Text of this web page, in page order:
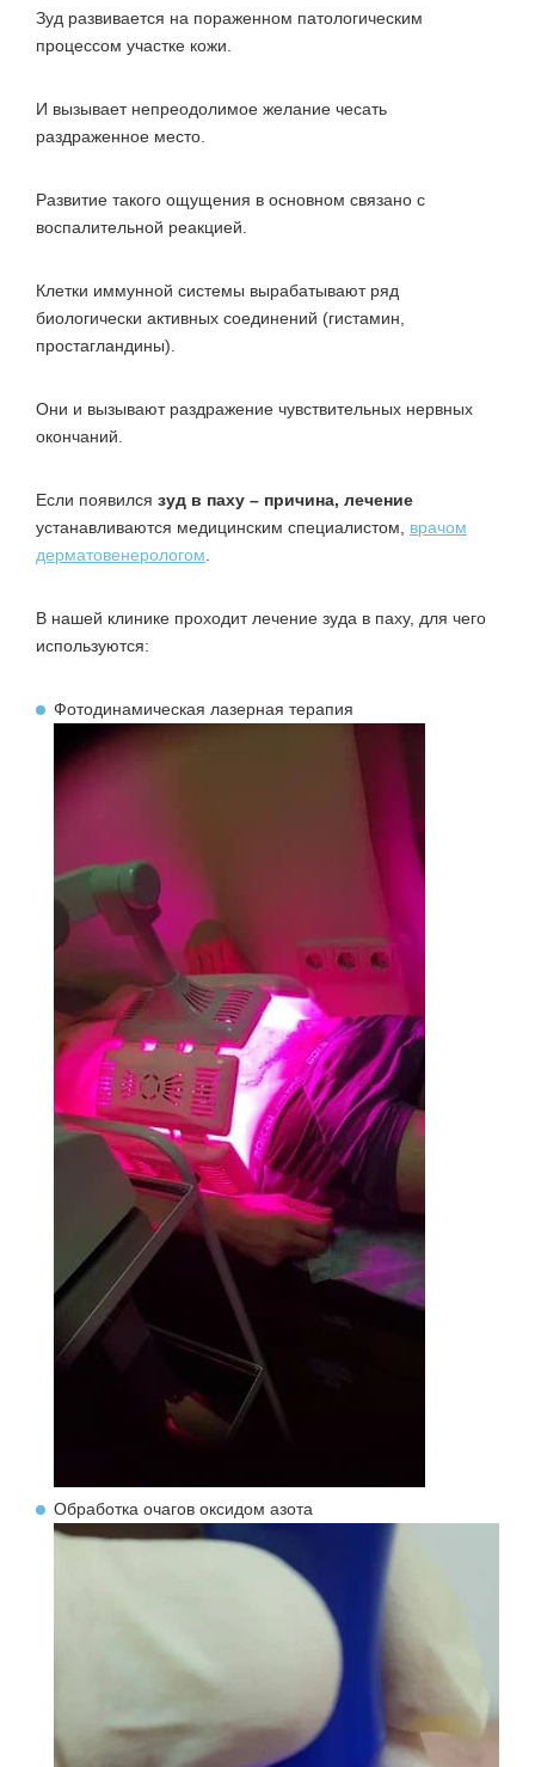
Зуд развивается на пораженном патологическим
процессом участке кожи.
И вызывает непреодолимое желание чесать
раздраженное место.
Развитие такого ощущения в основном связано с
воспалительной реакцией.
Клетки иммунной системы вырабатывают ряд
биологически активных соединений (гистамин,
простагландины).
Они и вызывают раздражение чувствительных нервных
окончаний.
Если появился зуд в паху – причина, лечение
устанавливаются медицинским специалистом, врачом
дерматовенерологом
В нашей клинике проходит лечение зуда в паху, для чего
используются:
Фотодинамическая лазерная терапия
Обработка очагов оксидом азота